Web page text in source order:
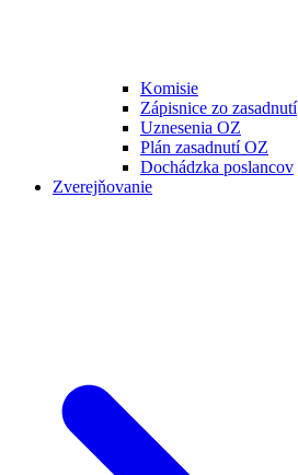
Komisie
Zápisnice zo zasadnutí
Uznesenia OZ
Plán zasadnutí OZ
Dochádzka poslancov
Zverejňovanie